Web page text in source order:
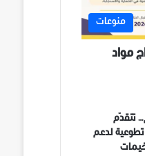
منوعات
مواد
تتقدّم
تطوعية لدعم